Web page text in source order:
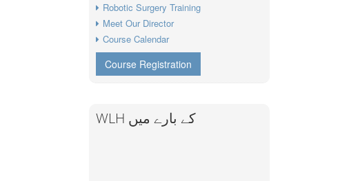
Robotic Surgery Training
Meet Our Director
Course Calendar
Course Registration
WLH کے بارے میں